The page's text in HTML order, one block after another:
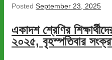
Posted September 23, 2025
একাদশ শ্রেণির
২০২৫, বৃহস্পতিবার